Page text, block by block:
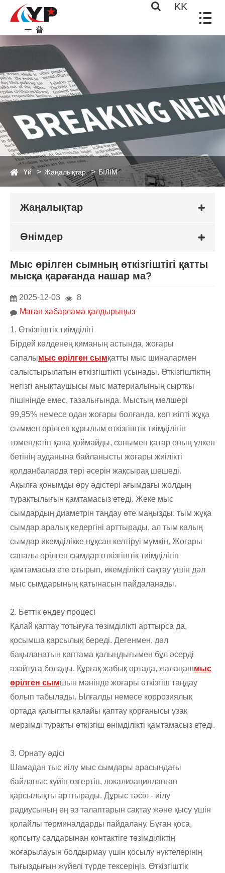
KK
Үй Жаңалықтар БІЛІМ
Жаңалықтар
Өнімдер
Мыс өрілген сымның өткізгіштігі қатты
мысқа қарағанда нашар ма?
2025-12-03
8
Маған хабарлама қалдырыңыз
1. Өткізгіштік тиімділігі
Бірдей көлденең қиманың астында, жоғары
сапалымыс өрілген сымқатты мыс шиналармен
салыстырылатын өткізгіштікті ұсынады. Өткізгіштіктің
негізгі анықтаушысы мыс материалының сыртқы
пішінінде емес, тазалығында. Мыстың мөлшері
99,95% немесе одан жоғары болғанда, көп жіпті жұқа
сыммен өрілген құрылым өткізгіштік тиімділігін
төмендетіп қана қоймайды, сонымен қатар оның үлкен
бетінің ауданына байланысты жоғары жиілікті
қолданбаларда тері әсерін жақсырақ шешеді.
Ақылға қонымды өру әдістері ағымдағы жолдың
тұрақтылығын қамтамасыз етеді. Жеке мыс
сымдардың диаметрін таңдау өте маңызды: тым жұқа
сымдар аралық кедергіні арттырады, ал тым қалың
сымдар икемділікке нұқсан келтіруі мүмкін. Жоғары
сапалы өрілген сымдар өткізгіштік тиімділігін
қамтамасыз ете отырып, икемділікті сақтау үшін дәл
мыс сымдарының қатынасын пайдаланады.
2. Беттік өңдеу процесі
Қалай қаптау тотығуға төзімділікті арттырса да,
қосымша қарсылық береді. Дегенмен, дәл
бақыланатын қаптама қалыңдығымен бұл әсерді
азайтуға болады. Құрғақ жабық ортада, жалаңашмыс
өрілген сымшын мәнінде жоғары өткізгіш таңдау
болып табылады. Ылғалды немесе коррозиялық
ортада қалыпты қалайы қаптау қорғанысы ұзақ
мерзімді тұрақты өткізгіш өнімділікті қамтамасыз етеді.
3. Орнату әдісі
Шамадан тыс иілу мыс сымдары арасындағы
байланыс күйін өзгертіп, локализацияланған
қарсылықты арттырады. Дұрыс тәсіл - иілу
радиусының ең аз талаптарын сақтау және қысу үшін
қолайлы терминалдарды пайдалану. Бұған қоса,
қопсыту салдарынан контактіге төзімділіктің
жоғарылауын болдырмау үшін қосылу нүктелерінің
тығыздығын жүйелі түрде тексеріңіз. Өткізгіштік